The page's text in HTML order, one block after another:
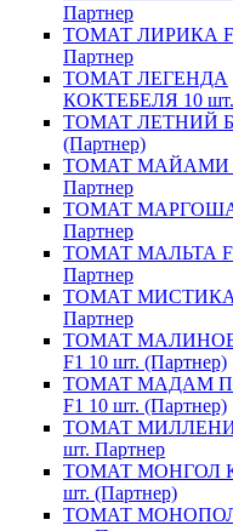
Партнер
ТОМАТ ЛИРИКА
Партнер
ТОМАТ ЛЕГЕНДА
КОКТЕБЕЛЯ 10 шт.
ТОМАТ ЛЕТНИЙ
(Партнер)
ТОМАТ МАЙАМИ
Партнер
ТОМАТ МАРГОША
Партнер
ТОМАТ МАЛЬТА
Партнер
ТОМАТ МИСТИКА
Партнер
ТОМАТ
F1 10 шт. (Партнер)
ТОМАТ МАДАМ
F1 10 шт. (Партнер)
ТОМАТ
шт. Партнер
ТОМАТ МОНГОЛ
шт. (Партнер)
ТОМАТ